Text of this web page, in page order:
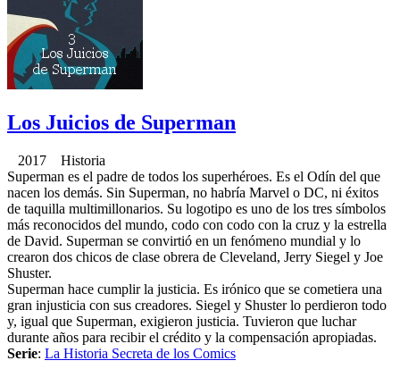
Los Juicios de Superman
2017 Historia
Superman es el padre de todos los superhéroes. Es el Odín del que
nacen los demás. Sin Superman, no habría Marvel o DC, ni éxitos
de taquilla multimillonarios. Su logotipo es uno de los tres símbolos
más reconocidos del mundo, codo con codo con la cruz y la estrella
de David. Superman se convirtió en un fenómeno mundial y lo
crearon dos chicos de clase obrera de Cleveland, Jerry Siegel y Joe
Shuster.
Superman hace cumplir la justicia. Es irónico que se cometiera una
gran injusticia con sus creadores. Siegel y Shuster lo perdieron todo
y, igual que Superman, exigieron justicia. Tuvieron que luchar
durante años para recibir el crédito y la compensación apropiadas.
Serie: La Historia Secreta de los Comics